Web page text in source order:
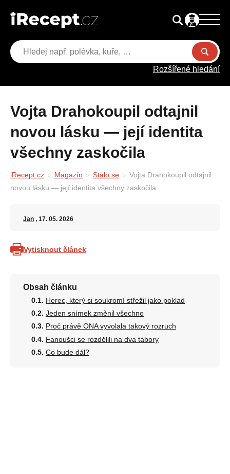
Rozšířené hledání
Vojta Drahokoupil odtajnil
novou lásku — její identita
všechny zaskočila
iRecept.cz Magazín Stalo se
Vojta Drahokoupil odtajnil
novou lásku — její identita všechny zaskočila
Jan , 17. 05. 2026
Vytisknout článek
Obsah článku
Herec, který si soukromí střežil jako poklad
Jeden snímek změnil všechno
Proč právě ONA vyvolala takový rozruch
Fanoušci se rozdělili na dva tábory
Co bude dál?